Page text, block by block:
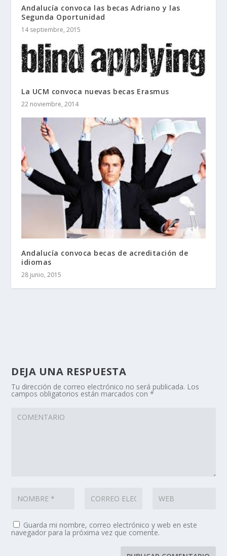
Andalucía convoca las becas Adriano y las
Segunda Oportunidad
14 septiembre, 2015
La UCM convoca nuevas becas Erasmus
22 noviembre, 2014
Andalucía convoca becas de acreditación de
idiomas
28 junio, 2015
DEJA UNA RESPUESTA
Tu dirección de correo electrónico no será publicada. Los
campos obligatorios están marcados con*
Guarda mi nombre, correo electrónico y web en este
navegador para la próxima vez que comente.